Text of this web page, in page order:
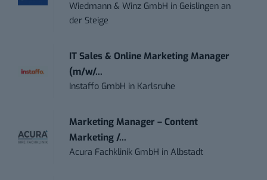
Wiedmann & Winz GmbH in Geislingen an
der Steige
IT Sales & Online Marketing Manager
(m/w/...
Instaffo GmbH in Karlsruhe
Marketing Manager – Content
Marketing /...
Acura Fachklinik GmbH inAlbstadt